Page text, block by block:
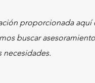
proporcionada aquí
buscar
necesidades.